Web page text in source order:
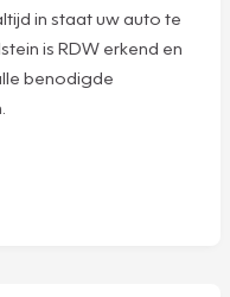
in staat uw auto te
is RDW erkend en
benodigde